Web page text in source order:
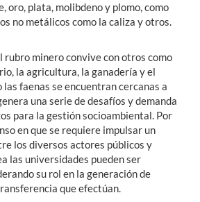
oro, plata, molibdeno y plomo, como
no metálicos como la caliza y otros.
rubro minero convive con otros como
la agricultura, la ganadería y el
faenas se encuentran cercanas a
una serie de desafíos y demanda
para la gestión socioambiental. Por
en que se requiere impulsar un
los diversos actores públicos y
las universidades pueden ser
su rol en la generación de
que efectúan.